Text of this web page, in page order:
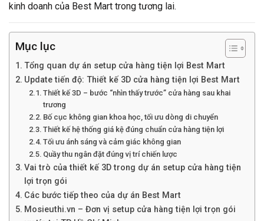
kinh doanh của Best Mart trong tương lai.
Mục lục
Tổng quan dự án setup cửa hàng tiện lợi Best Mart
Update tiến độ: Thiết kế 3D cửa hàng tiện lợi Best Mart
Thiết kế 3D – bước “nhìn thấy trước” cửa hàng sau khai
trương
Bố cục không gian khoa học, tối ưu dòng di chuyển
Thiết kế hệ thống giá kệ đúng chuẩn cửa hàng tiện lợi
Tối ưu ánh sáng và cảm giác không gian
Quầy thu ngân đặt đúng vị trí chiến lược
Vai trò của thiết kế 3D trong dự án setup cửa hàng tiện
lợi trọn gói
Các bước tiếp theo của dự án Best Mart
Mosieuthi.vn – Đơn vị setup cửa hàng tiện lợi trọn gói